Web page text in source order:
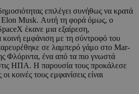
επιλέγει συνήθως να κρατά
Elon Musk. Αυτή τη φορά όμως, ο
έκανε μια εξαίρεση,
κοινή εμφάνιση με τη σύντροφό του
σε λαμπερό γάμο στο Mar-
Φλόριντα, ένα από τα πιο γνωστά
ΗΠΑ. Η παρουσία τους προκάλεσε
κοινές τους εμφανίσεις είναι